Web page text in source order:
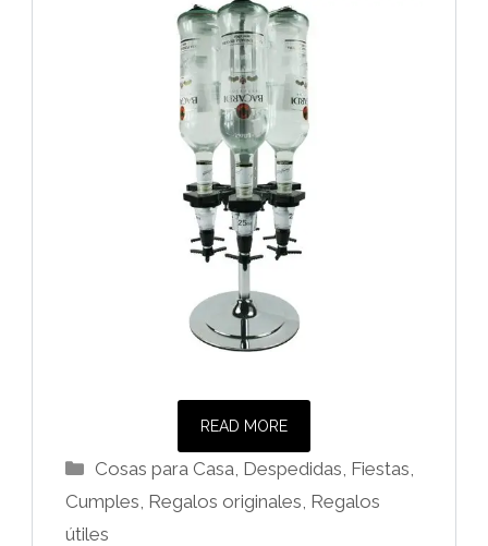
READ MORE
Categorías
Cosas para Casa Despedidas, Fiestas,
Cumples Regalos originales Regalos
útiles